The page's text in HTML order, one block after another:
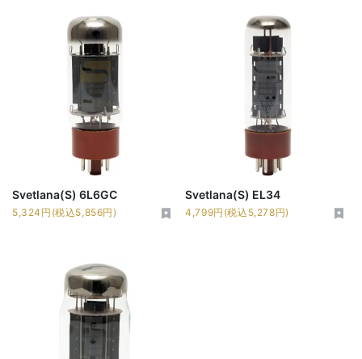
Svetlana(S) 6L6GC
5,324円(税込5,856円)
Svetlana(S) EL34
4,799円(税込5,278円)